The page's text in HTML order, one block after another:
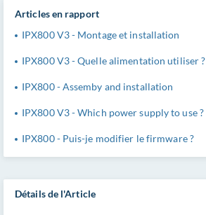
Détails de l'Article
Articles en rapport
IPX800 V3 - Montage et installation
IPX800 V3 - Quelle alimentation utiliser ?
IPX800 - Assemby and installation
IPX800 V3 - Which power supply to use ?
IPX800 - Puis-je modifier le firmware ?